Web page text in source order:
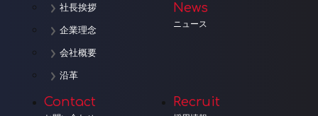
社長挨拶
企業理念
会社概要
沿革
News
ニュース
Contact Recruit